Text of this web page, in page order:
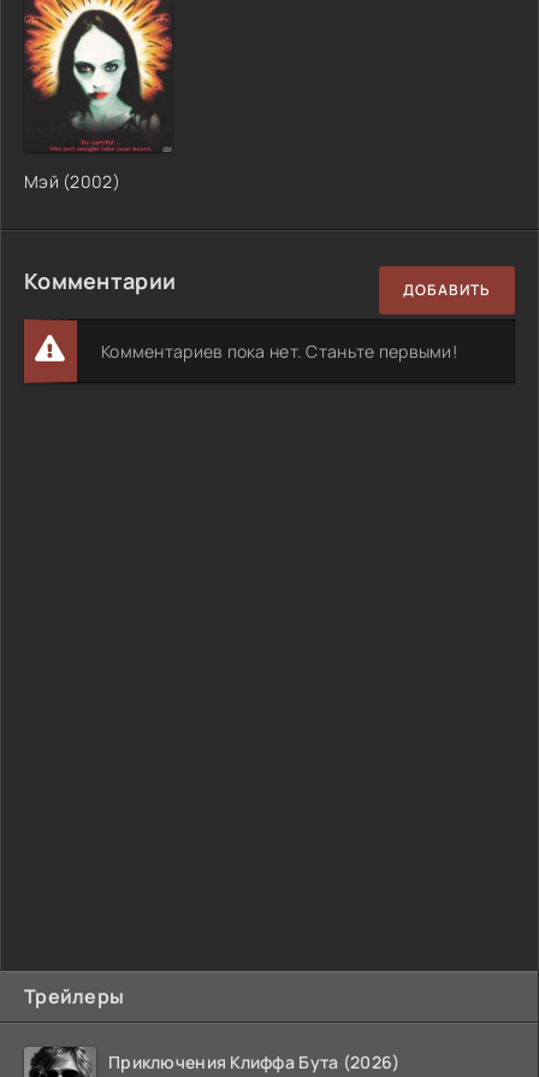
Трейлеры
Приключения Клиффа Бута (2026)
Мэй (2002)
Комментарии ДОБАВИТЬ
Комментариев пока нет. Станьте первыми!